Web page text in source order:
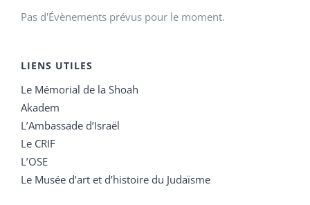
Pas d'Évènements prévus pour le moment.
LIENS UTILES
Le Mémorial de la Shoah
Akadem
L’Ambassade d’Israël
Le CRIF
L’OSE
Le Musée d’art et d’histoire du Judaïsme